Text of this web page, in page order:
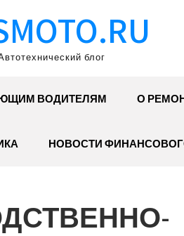
блог
ВОДИТЕЛЯМ О
НОВОСТИ